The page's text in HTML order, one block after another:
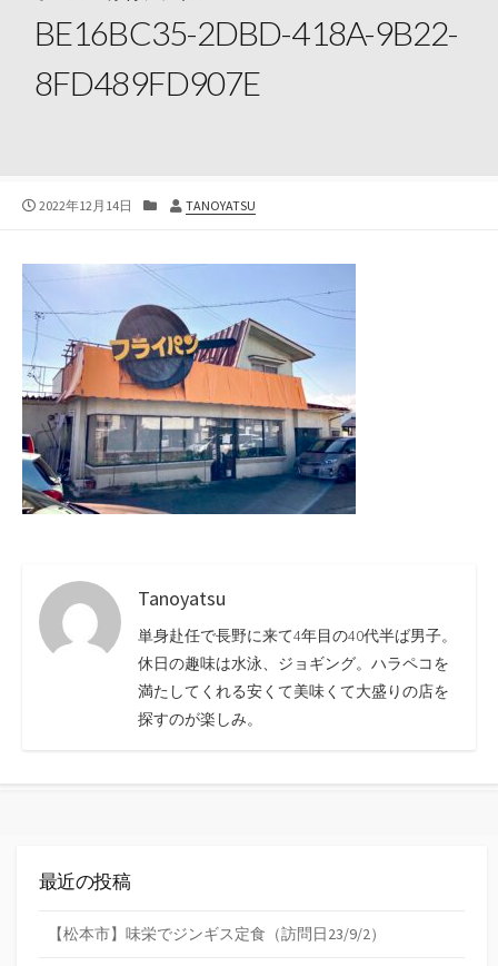
BE16BC35-2DBD-418A-9B22-
8FD489FD907E
公
2022年12月14日
カ
リ
投
TANOYATSU
Tanoyatsu
単身赴任で長野に来て4年目の40代半ば男子。
休日の趣味は水泳、ジョギング。ハラペコを
満たしてくれる安くて美味くて大盛りの店を
探すのが楽しみ。
最近の投稿
【松本市】味栄でジンギス定食（訪問日23/9/2）